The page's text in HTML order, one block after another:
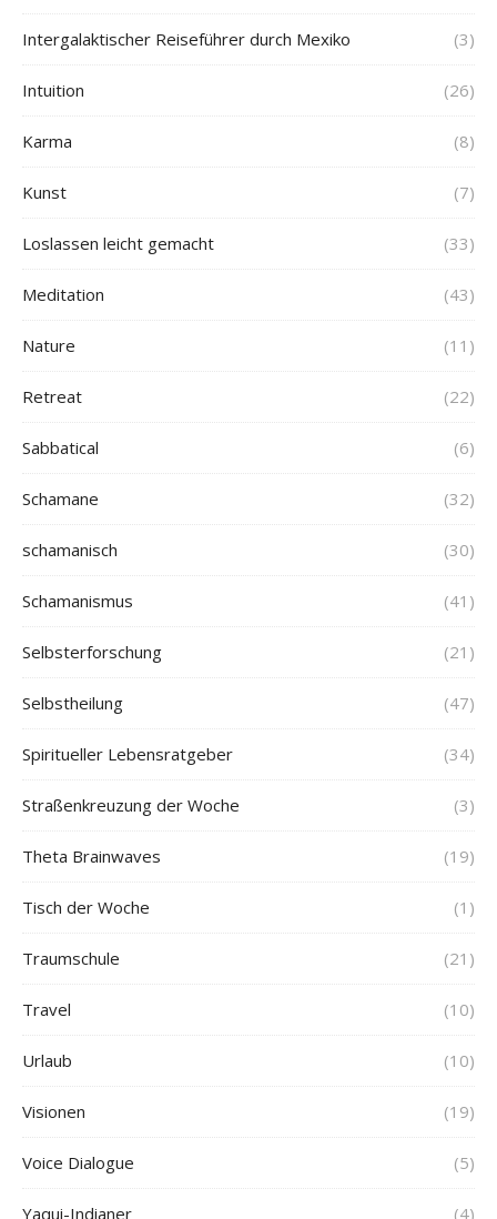
Intergalaktischer Reiseführer durch Mexiko (3)
Intuition (26)
Karma (8)
Kunst (7)
Loslassen leicht gemacht (33)
Meditation (43)
Nature (11)
Retreat (22)
Sabbatical (6)
Schamane (32)
schamanisch (30)
Schamanismus (41)
Selbsterforschung (21)
Selbstheilung (47)
Spiritueller Lebensratgeber (34)
Straßenkreuzung der Woche (3)
Theta Brainwaves (19)
Tisch der Woche (1)
Traumschule (21)
Travel (10)
Urlaub (10)
Visionen (19)
Voice Dialogue (5)
Yaqui-Indianer (4)